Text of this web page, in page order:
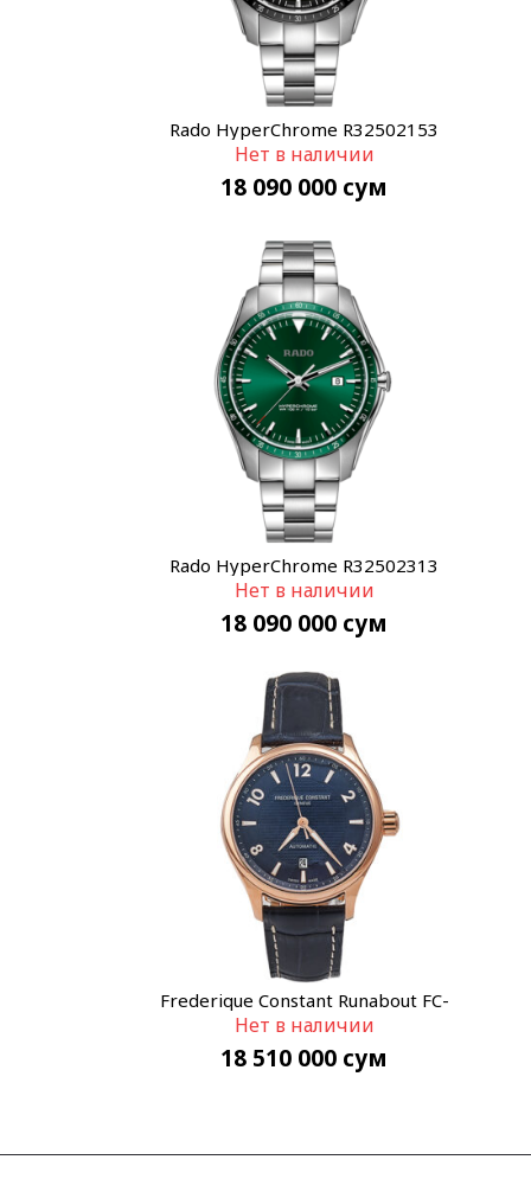
Rado HyperChrome R32502153
Нет в наличии
18 090 000 сум
Rado HyperChrome R32502313
Нет в наличии
18 090 000 сум
Frederique Constant Runabout FC-
303RMN5B4
Нет в наличии
18 510 000 сум